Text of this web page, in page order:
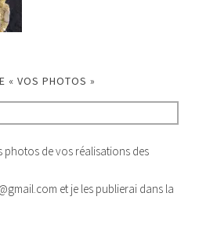
« VOS PHOTOS »
photos de vos réalisations des
et je les publierai dans la